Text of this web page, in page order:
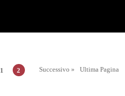
1 2 Ultima Pagina
Successivo »